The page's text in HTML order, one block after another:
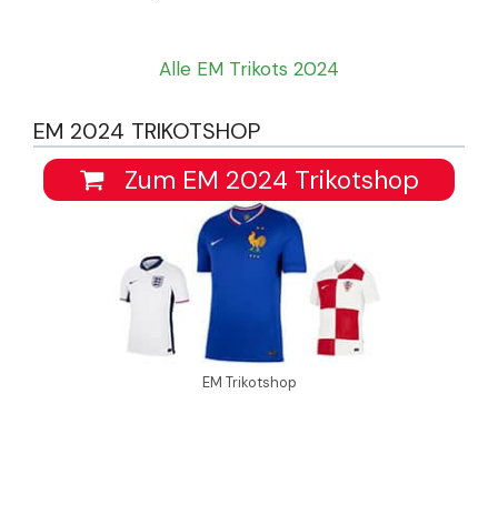
Alle EM Trikots 2024
EM 2024 TRIKOTSHOP
Zum EM 2024 Trikotshop
EM Trikotshop